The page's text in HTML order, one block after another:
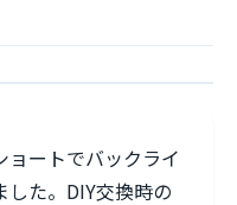
ートでバックライ
した。DIY交換時の